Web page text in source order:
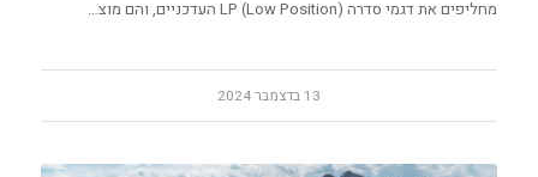
מחליפים את דגמי סדרה LP (Low Position) העדכניים, והם מוצ…
13 בדצמבר 2024